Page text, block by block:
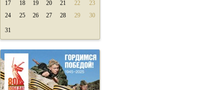
17 18 19 20 21 22
23
24
25 26 27 28 29 30
31